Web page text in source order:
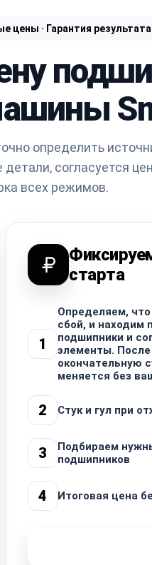
цены · Гарантия результата
определить
согласуется
всех режимов.
старта
1
Определяем,
сбой, и находим
подшипники и
элементы.
окончательную
меняется без
2 Стук и гул при
3
Подбираем
подшипников
4 Итоговая цена